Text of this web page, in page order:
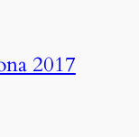
2017